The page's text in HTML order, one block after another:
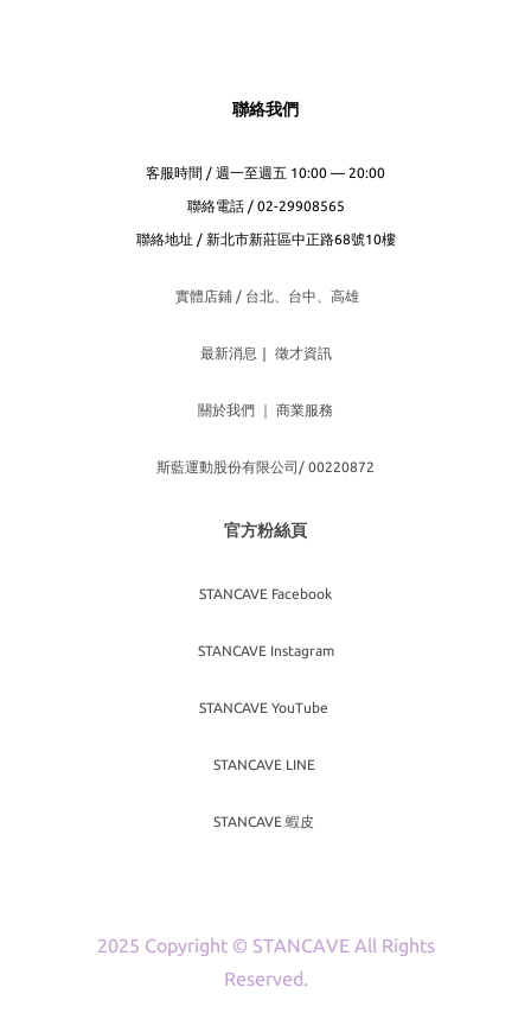
聯絡我們
客服時間 / 週一至週五 10:00 — 20:00
聯絡電話 / 02-29908565
聯絡地址 / 新北市新莊區中正路68號10樓
實體店鋪 / 台北、台中、高雄
最新消息 徵才資訊
關於我們 商業服務
斯藍運動股份有限公司/ 00220872
官方粉絲頁
STANCAVE Facebook
STANCAVE Instagram
STANCAVE YouTube
STANCAVE LINE
STANCAVE 蝦皮
2025 Copyright © STANCAVE All Rights
Reserved.